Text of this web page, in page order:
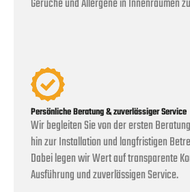
Gerüche und Allergene in Innenräumen
Persönliche Beratung & zuverlässiger Service
Wir begleiten Sie von der ersten
hin zur Installation und langfristigen
Dabei legen wir Wert auf transparente
Ausführung und zuverlässigen Service.